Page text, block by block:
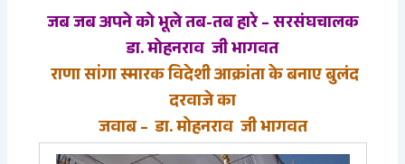
जब जब अपने को भूले तब-तब हारे –सरसंघचालक
डा.मोहनराव जी भागवत
राणा सांगा स्मारक विदेशी आक्रांता के बनाए बुलंद
दरवाजे का
जवाब –डा.मोहनराव जी भागवत